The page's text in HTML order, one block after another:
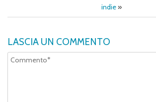
indie»
LASCIA UN COMMENTO